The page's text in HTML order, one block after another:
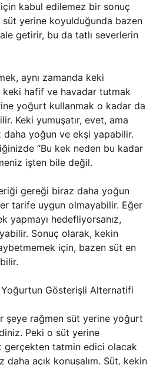
kabul edilemez bir sonuç
yerine koyulduğunda bazen
getirir, bu da tatlı severlerin
aynı zamanda keki
keki hafif ve havadar tutmak
yoğurt kullanmak o kadar da
Keki yumuşatır, evet, ama
daha yoğun ve ekşi yapabilir.
“Bu kek neden bu kadar
işten bile değil.
gereği biraz daha yoğun
tarife uygun olmayabilir. Eğer
yapmayı hedefliyorsanız,
Sonuç olarak, kekin
için, bazen süt en
Gösterişli Alternatifi
şeye rağmen süt yerine yoğurt
Peki o süt yerine
gerçekten tatmin edici olacak
daha açık konuşalım. Süt, kekin